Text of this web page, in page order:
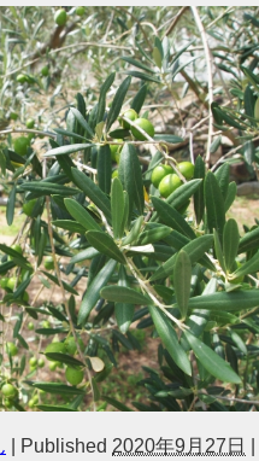
Published 2020年9月27日